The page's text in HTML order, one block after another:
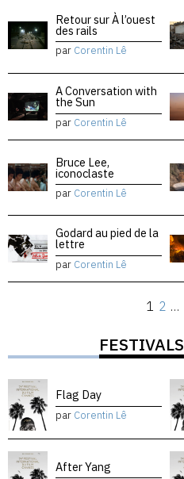
Retour sur À l’ouest
des rails
par Corentin Lê
A Conversation with
the Sun
par Corentin Lê
Bruce Lee,
iconoclaste
par Corentin Lê
Godard au pied de la
lettre
par Corentin Lê
1 2 …
FESTIVALS
Flag Day
par Corentin Lê
After Yang